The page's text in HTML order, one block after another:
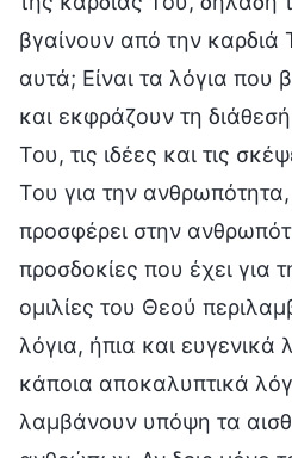
βγαίνουν από την καρδιά
αυτά; Είναι τα λόγια που
και εκφράζουν τη
Του, τις ιδέες και τις
Του για την
προσφέρει στην
προσδοκίες που έχει για
ομιλίες του Θεού
λόγια, ήπια και ευγενικά
κάποια αποκαλυπτικά
λαμβάνουν υπόψη τα